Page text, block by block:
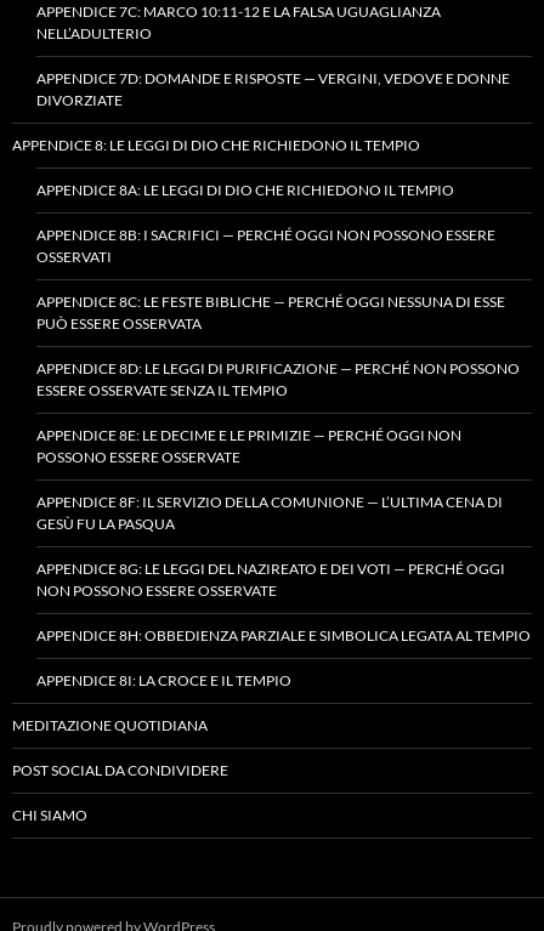
APPENDICE 7C: MARCO 10:11-12 E LA FALSA UGUAGLIANZA
NELL’ADULTERIO
APPENDICE 7D: DOMANDE E RISPOSTE — VERGINI, VEDOVE E DONNE
DIVORZIATE
APPENDICE 8: LE LEGGI DI DIO CHE RICHIEDONO IL TEMPIO
APPENDICE 8A: LE LEGGI DI DIO CHE RICHIEDONO IL TEMPIO
APPENDICE 8B: I SACRIFICI — PERCHÉ OGGI NON POSSONO ESSERE
OSSERVATI
APPENDICE 8C: LE FESTE BIBLICHE — PERCHÉ OGGI NESSUNA DI ESSE
PUÒ ESSERE OSSERVATA
APPENDICE 8D: LE LEGGI DI PURIFICAZIONE — PERCHÉ NON POSSONO
ESSERE OSSERVATE SENZA IL TEMPIO
APPENDICE 8E: LE DECIME E LE PRIMIZIE — PERCHÉ OGGI NON
POSSONO ESSERE OSSERVATE
APPENDICE 8F: IL SERVIZIO DELLA COMUNIONE — L’ULTIMA CENA DI
GESÙ FU LA PASQUA
APPENDICE 8G: LE LEGGI DEL NAZIREATO E DEI VOTI — PERCHÉ OGGI
NON POSSONO ESSERE OSSERVATE
APPENDICE 8H: OBBEDIENZA PARZIALE E SIMBOLICA LEGATA AL TEMPIO
APPENDICE 8I: LA CROCE E IL TEMPIO
MEDITAZIONE QUOTIDIANA
POST SOCIAL DA CONDIVIDERE
CHI SIAMO
Proudly powered by WordPress